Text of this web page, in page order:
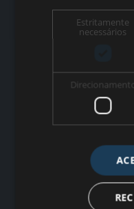
HORÁRIO
Segunda a sexta-feira:
Estritamente
necessários
Direcionamento